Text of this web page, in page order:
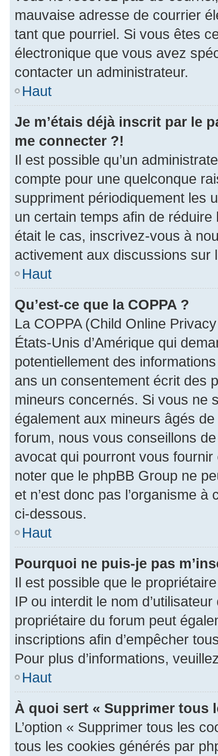
mauvaise adresse de courrier
tant que pourriel. Si vous êtes
électronique que vous avez
contacter un administrateur.
Haut
Je m’étais déjà inscrit par le
me connecter ?!
Il est possible qu’un
compte pour une quelconque
suppriment périodiquement les
un certain temps afin de
était le cas, inscrivez-vous à
activement aux discussions sur
Haut
Qu’est-ce que la COPPA ?
La COPPA (Child Online
États-Unis d’Amérique qui
potentiellement des
ans un consentement écrit des
mineurs concernés. Si vous ne
également aux mineurs âgés
forum, nous vous conseillons
avocat qui pourront vous
noter que le phpBB Group ne
et n’est donc pas l’organisme
ci-dessous.
Haut
Pourquoi ne puis-je pas
Il est possible que le
IP ou interdit le nom
propriétaire du forum peut
inscriptions afin d’empêcher
Pour plus d’informations,
Haut
À quoi sert « Supprimer tous
L’option « Supprimer tous les
tous les cookies générés par